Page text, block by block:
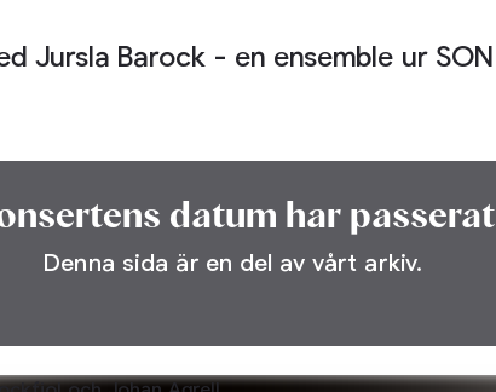
Jursla Barock - en ensemble ur SON
datum har passerat
Denna sida är en del av vårt arkiv.